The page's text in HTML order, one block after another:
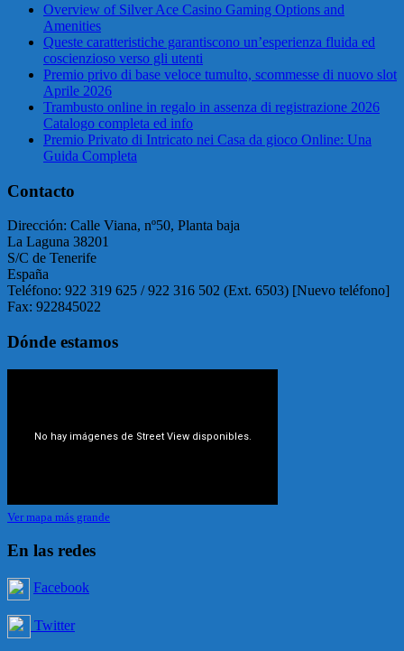
Overview of Silver Ace Casino Gaming Options and
Amenities
Queste caratteristiche garantiscono un’esperienza fluida ed
coscienzioso verso gli utenti
Premio privo di base veloce tumulto, scommesse di nuovo slot
Aprile 2026
Trambusto online in regalo in assenza di registrazione 2026
Catalogo completa ed info
Premio Privato di Intricato nei Casa da gioco Online: Una
Guida Completa
Contacto
Dirección: Calle Viana, nº50, Planta baja
La Laguna 38201
S/C de Tenerife
España
Teléfono: 922 319 625 / 922 316 502 (Ext. 6503) [Nuevo teléfono]
Fax: 922845022
Dónde estamos
Ver mapa más grande
En las redes
Facebook
Twitter